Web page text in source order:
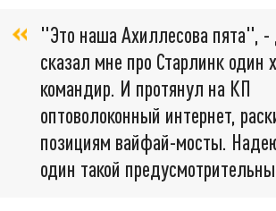
"Это наша Ахиллесова пята", -
сказал мне про Старлинк один
командир. И протянул на КП
оптоволоконный интернет,
позициям вайфай-мосты.
один такой